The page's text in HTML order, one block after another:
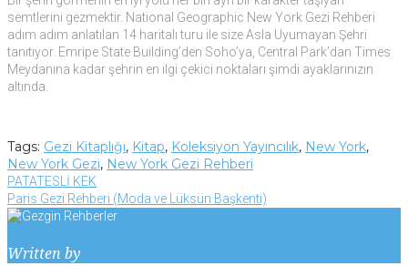
semtlerini gezmektir. National Geographic New York Gezi Rehberi
adım adım anlatılan 14 haritalı turu ile size Asla Uyumayan Şehri
tanıtıyor. Emripe State Building’den Soho’ya, Central Park’dan Times
Meydanına kadar şehrin en ilgi çekici noktaları şimdi ayaklarınızın
altında.
Tags: Gezi Kitaplığı, Kitap, Koleksiyon Yayıncılık, New York,
New York Gezi, New York Gezi Rehberi
Facebook
Twitter
Google+
LinkedIn
Pinterest
Yazı
gezinmesi
PATATESLİ KEK
Paris Gezi Rehberi (Moda ve Lüksün Başkenti)
Written by